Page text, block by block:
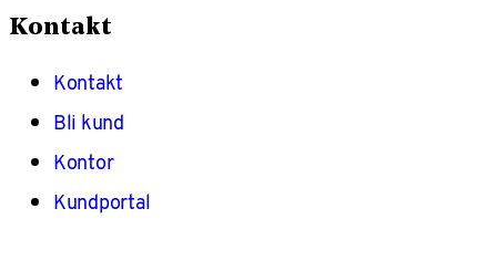
Kontakt
Kontakt
Bli kund
Kontor
Kundportal